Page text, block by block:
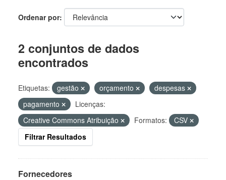
Ordenar por
2 conjuntos de dados
encontrados
Etiquetas: gestão orçamento
despesas
pagamento
Licenças:
Creative Commons Atribuição
Formatos:
CSV
Filtrar Resultados
Fornecedores